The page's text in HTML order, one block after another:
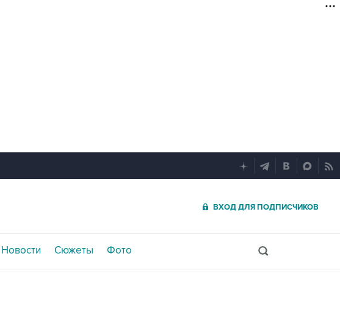
ВХОД ДЛЯ ПОДПИСЧИКОВ
Новости Сюжеты Фото